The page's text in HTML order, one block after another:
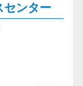
センター